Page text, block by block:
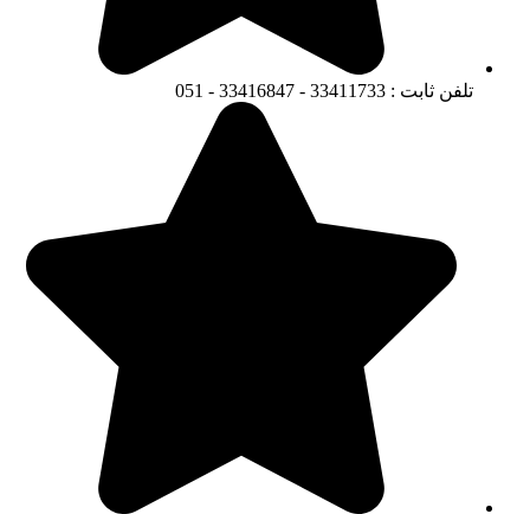
تلفن ثابت : 33411733 - 33416847 - 051